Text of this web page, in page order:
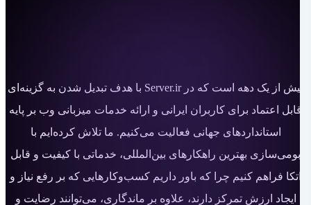
بیش از یک دهه است که در Server.ir با هدف تبدیل شدن به گزینه‌ای
قابل اعتماد برای کاربران ایرانی و ارائه خدمات میزبانی وب بر پایه
استانداردهای جهانی فعالیت می‌کنیم. ما تلاش کرده‌ایم با
بومی‌سازی بهترین راهکارهای بین‌المللی، خدماتی با کیفیت و قابل
اتکا فراهم کنیم چرا که باور داریم کسب‌وکارهایی که بر رفع نیاز و
ایجاد ارزش تمرکز دارند، علاوه بر ماندگاری، می‌توانند رضایت و